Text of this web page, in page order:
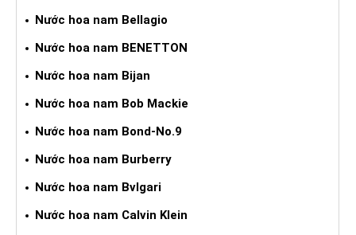
Nước hoa nam Bellagio
Nước hoa nam BENETTON
Nước hoa nam Bijan
Nước hoa nam Bob Mackie
Nước hoa nam Bond-No.9
Nước hoa nam Burberry
Nước hoa nam Bvlgari
Nước hoa nam Calvin Klein